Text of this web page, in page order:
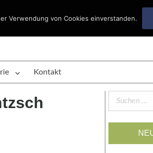
Kontakt
Suchen
Verwendung von Cookies einverstanden.